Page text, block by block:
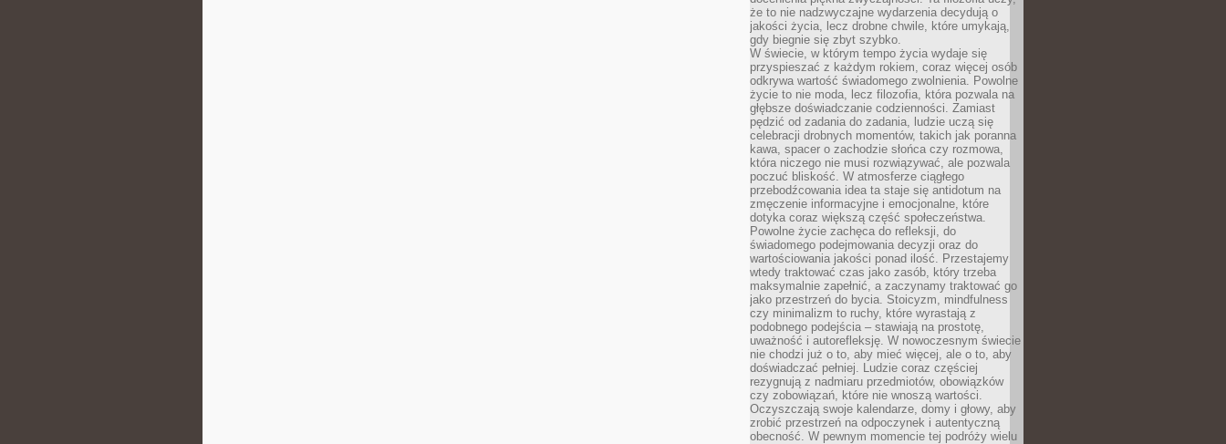
że to nie nadzwyczajne wydarzenia decydują o
jakości życia, lecz drobne chwile, które umykają,
gdy biegnie się zbyt szybko.
W świecie, w którym tempo życia wydaje się
przyspieszać z każdym rokiem, coraz więcej osób
odkrywa wartość świadomego zwolnienia. Powolne
życie to nie moda, lecz filozofia, która pozwala na
głębsze doświadczanie codzienności. Zamiast
pędzić od zadania do zadania, ludzie uczą się
celebracji drobnych momentów, takich jak poranna
kawa, spacer o zachodzie słońca czy rozmowa,
która niczego nie musi rozwiązywać, ale pozwala
poczuć bliskość. W atmosferze ciągłego
przebodźcowania idea ta staje się antidotum na
zmęczenie informacyjne i emocjonalne, które
dotyka coraz większą część społeczeństwa.
Powolne życie zachęca do refleksji, do
świadomego podejmowania decyzji oraz do
wartościowania jakości ponad ilość. Przestajemy
wtedy traktować czas jako zasób, który trzeba
maksymalnie zapełnić, a zaczynamy traktować go
jako przestrzeń do bycia. Stoicyzm, mindfulness
czy minimalizm to ruchy, które wyrastają z
podobnego podejścia – stawiają na prostotę,
uważność i autorefleksję. W nowoczesnym świecie
nie chodzi już o to, aby mieć więcej, ale o to, aby
doświadczać pełniej. Ludzie coraz częściej
rezygnują z nadmiaru przedmiotów, obowiązków
czy zobowiązań, które nie wnoszą wartości.
Oczyszczają swoje kalendarze, domy i głowy, aby
zrobić przestrzeń na odpoczynek i autentyczną
obecność. W pewnym momencie tej podróży wielu